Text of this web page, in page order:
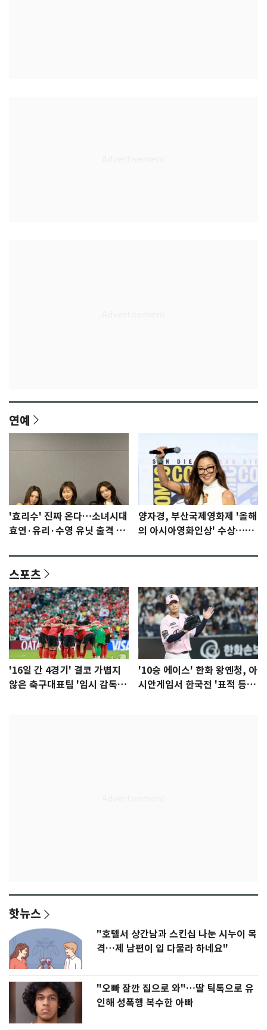
연예
'효리수' 진짜 온다…소녀시대
효연·유리·수영 유닛 출격 [N
양자경, 부산국제영화제 '올해
의 아시아영화인상' 수상…15
스포츠
'16일 간 4경기' 결코 가볍지
않은 축구대표팀 '임시 감독'
'10승 에이스' 한화 왕옌청, 아
시안게임서 한국전 '표적 등
핫뉴스
"호텔서 상간남과 스킨십 나눈 시누이 목
격…제 남편이 입 다물라 하네요"
"오빠 잠깐 집으로 와"…딸 틱톡으로 유
인해 성폭행 복수한 아빠